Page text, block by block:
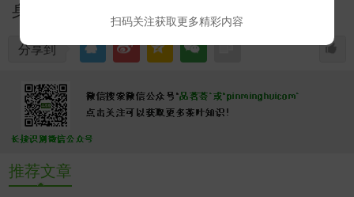
扫码关注获取更多精彩内容
身体及血管很有好处。
分享到
推荐文章